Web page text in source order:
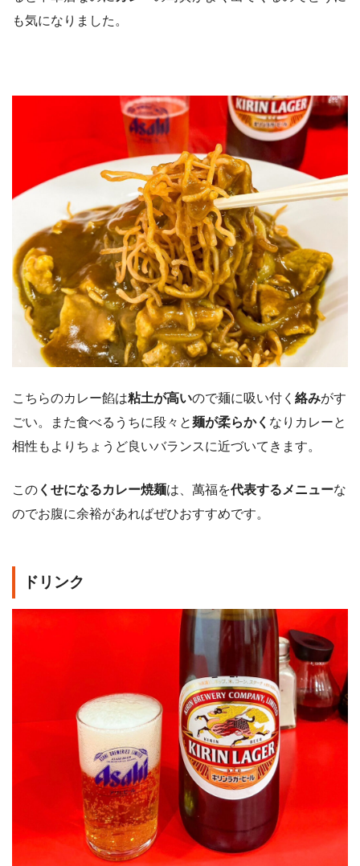
も気になりました。
こちらのカレー餡は粘土が高いので麺に吸い付く 絡みがす
ごい。また食べるうちに段々と麺が柔らかく なりカレーと
相性もよりちょうど良いバランスに近づいてきます。
この くせになるカレー焼麺は、萬福を代表するメニューな
のでお腹に余裕があればぜひおすすめです。
ドリンク